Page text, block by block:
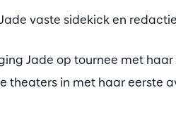
vaste sidekick en
Jade op tournee met
theaters in met haar eerste